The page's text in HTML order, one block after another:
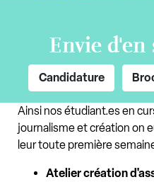
Envie d'en
Candidature
Ainsi nos étudiant.es en
journalisme et création on
leur toute première
Atelier création